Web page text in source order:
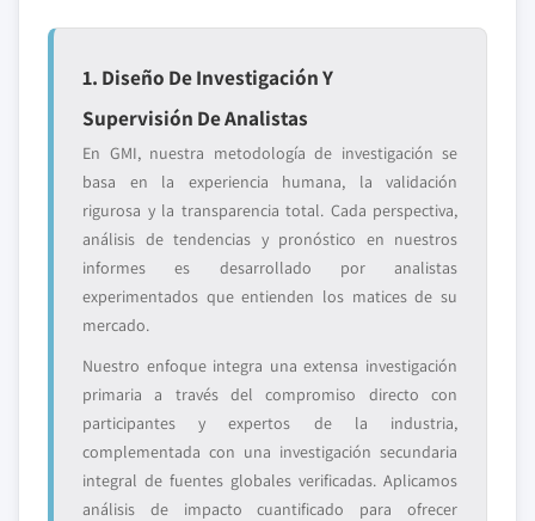
1. Diseño De Investigación Y
Supervisión De Analistas
En GMI, nuestra metodología de investigación se
basa en la experiencia humana, la validación
rigurosa y la transparencia total. Cada perspectiva,
análisis de tendencias y pronóstico en nuestros
informes es desarrollado por analistas
experimentados que entienden los matices de su
mercado.
Nuestro enfoque integra una extensa investigación
primaria a través del compromiso directo con
participantes y expertos de la industria,
complementada con una investigación secundaria
integral de fuentes globales verificadas. Aplicamos
análisis de impacto cuantificado para ofrecer